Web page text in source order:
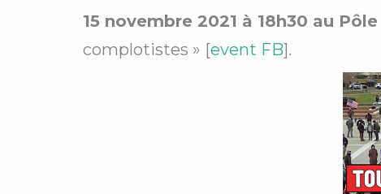
15 novembre 2021 à 18h30 au
complotistes » [event FB].